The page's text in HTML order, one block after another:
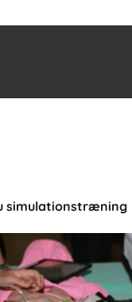
simulationstræning